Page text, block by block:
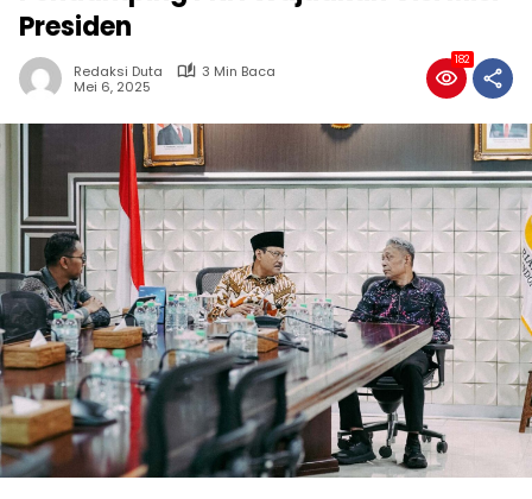
Presiden
Redaksi Duta
3 Min Baca
Mei 6, 2025
182